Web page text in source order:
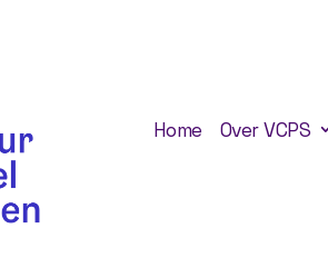
Home Over VCPS